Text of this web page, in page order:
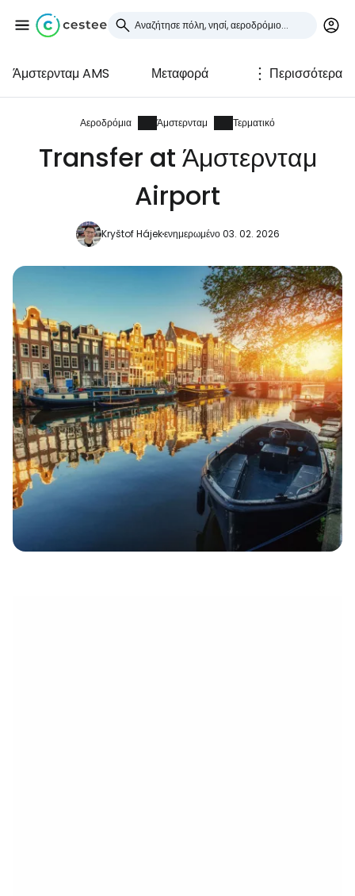
Άμστερνταμ AMS Μεταφορά Περισσότερα
Αεροδρόμια Άμστερνταμ Τερματικό
Transfer at Άμστερνταμ
Airport
Kryštof Hájekενημερωμένο 03. 02. 2026
Συνδεθείτε στο Cestee
... η παγκόσμια ταξιδιωτική κοινότητα
Συνεχίστε με την Google
Συνεχίστε με το Facebook
Συνεχίστε με email